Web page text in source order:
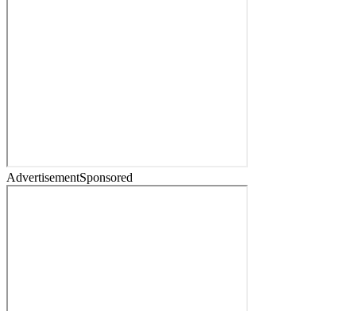
AdvertisementSponsored